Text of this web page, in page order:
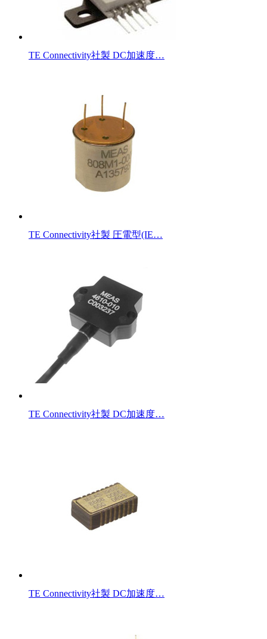
TE Connectivity社製 DC加速度…
TE Connectivity社製 圧電型(IE…
TE Connectivity社製 DC加速度…
TE Connectivity社製 DC加速度…